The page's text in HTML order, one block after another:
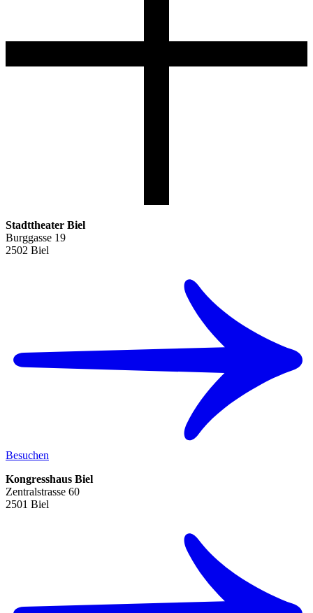
Stadttheater Biel
Burggasse 19
2502 Biel
Besuchen
Kongresshaus Biel
Zentralstrasse 60
2501 Biel